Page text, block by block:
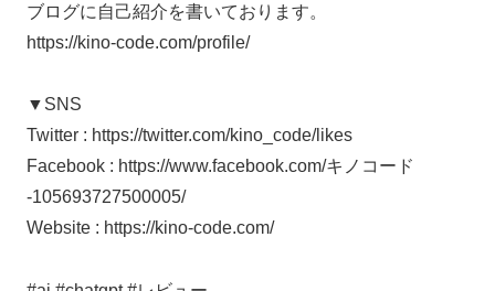
ブログに自己紹介を書いております。
https://kino-code.com/profile/
▼SNS
Twitter : https://twitter.com/kino_code/likes
Facebook : https://www.facebook.com/キノコード
-105693727500005/
Website : https://kino-code.com/